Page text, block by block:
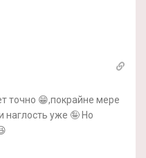
точно 😁,покрайне мере
наглость уже 🤪 Но